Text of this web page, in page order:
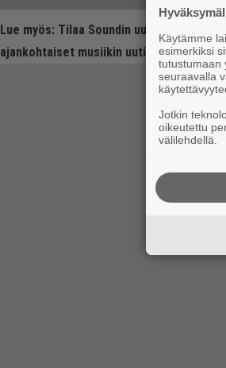
Lue myös: Tilaa Soundin uutiskirje ja
ajankohtaiset musiikin uutiset ja
Käytämme
esimerkiksi
tutustumaan
seuraavalla
Jotkin
oikeutettu
välilehdellä.